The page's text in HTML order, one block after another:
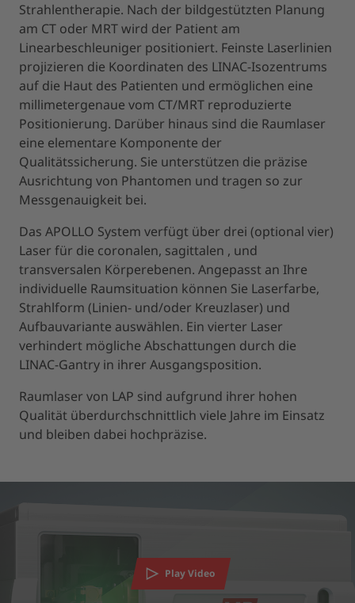
Strahlentherapie. Nach der bildgestützten Planung
am CT oder MRT wird der Patient am
Linearbeschleuniger positioniert. Feinste Laserlinien
projizieren die Koordinaten des LINAC-Isozentrums
auf die Haut des Patienten und ermöglichen eine
millimetergenaue vom CT/MRT reproduzierte
Positionierung. Darüber hinaus sind die Raumlaser
eine elementare Komponente der
Qualitätssicherung. Sie unterstützen die präzise
Ausrichtung von Phantomen und tragen so zur
Messgenauigkeit bei.
Das APOLLO System verfügt über drei (optional vier)
Laser für die coronalen, sagittalen , und
transversalen Körperebenen. Angepasst an Ihre
individuelle Raumsituation können Sie Laserfarbe,
Strahlform (Linien- und/oder Kreuzlaser) und
Aufbauvariante auswählen. Ein vierter Laser
verhindert mögliche Abschattungen durch die
LINAC-Gantry in ihrer Ausgangsposition.
Raumlaser von LAP sind aufgrund ihrer hohen
Qualität überdurchschnittlich viele Jahre im Einsatz
und bleiben dabei hochpräzise.
Wir benötigen Ihre Zustimmung, um den
Aktivitäten sammeln. Bitte lesen Sie die Details durch und
stimmen Sie der Nutzung des Service zu, um dieses Video
Play Video